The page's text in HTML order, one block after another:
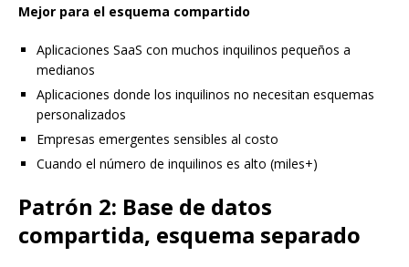
Mejor para el esquema compartido
Aplicaciones SaaS con muchos inquilinos pequeños a
medianos
Aplicaciones donde los inquilinos no necesitan esquemas
personalizados
Empresas emergentes sensibles al costo
Cuando el número de inquilinos es alto (miles+)
Patrón 2: Base de datos
compartida, esquema separado